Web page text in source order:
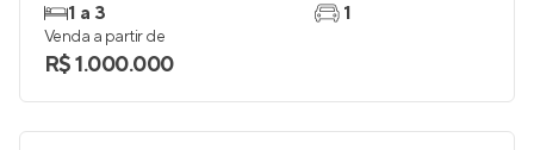
1 a 3
1
Venda a partir de
R$ 1.000.000